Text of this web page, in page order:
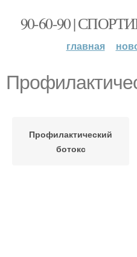
90-60-90 |
главная
Профилактический
ботокс